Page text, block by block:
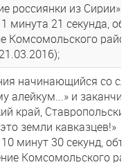
россиянки из Сирии»
минута 21 секунда,
Комсомольского
начинающийся со
алейкум...» и
край, Ставропольский
земли кавказцев!»
минут 30 секунд,
Комсомольского